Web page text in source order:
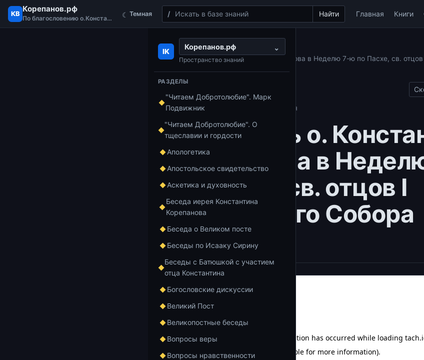
КВ Корепанов.рф
По благословению о.Константина ☾ Темная Поиск Найти Главная Книги
IK
Корепанов.рф ⌄
Пространство знаний
РАЗДЕЛЫ
"Читаем Добротолюбие". Марк
Подвижник
"Читаем Добротолюбие". О
тщеславии и гордости
Апологетика
Апостольское свидетельство
Аскетика и духовность
Беседа иерея Константина
Корепанова
Беседа о Великом посте
Беседы по Исааку Сирину
Беседы с Батюшкой с участием
отца Константина
Богословские дискуссии
Великий Пост
Великопостные беседы
Вопросы веры
Вопросы нравственности
Главная
Проповеди
Проповедь о. Константина Корепанова в Неделю 7-ю по Пасхе, св. отцов
Проповеди 10 мин чтения
Проповедь о.
Корепанова в
по Пасхе, св. отцов I
Вселенского Собора
(28.05.23)